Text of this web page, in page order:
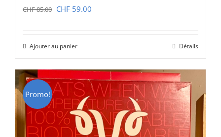
CHF85.00 Le
initial
était :
CHF 85.00.
CHF 59.00
actuel
CHF 59.00.
Ajouter au panier Détails
Promo!